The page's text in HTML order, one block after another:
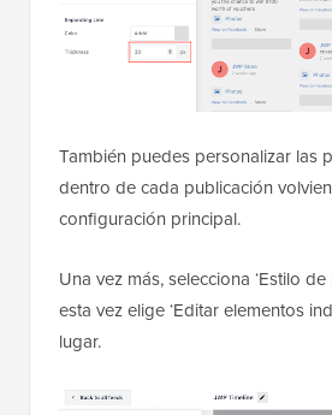
También puedes personalizar las
dentro de cada publicación
configuración principal.
Una vez más, selecciona ‘Estilo
esta vez elige ‘Editar elementos
lugar.